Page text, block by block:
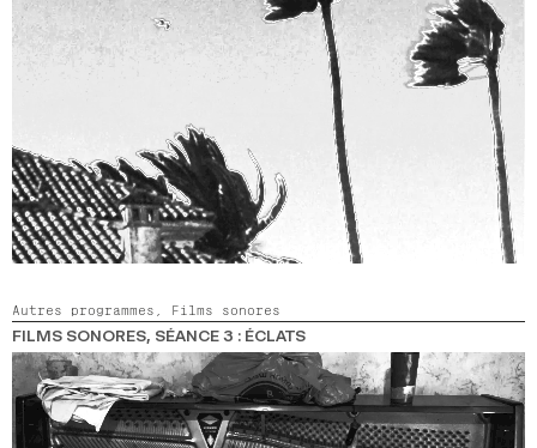
2024
2022
2020
2018
RECHERCHE
Autres programmes, Films sonores
FILMS SONORES, SÉANCE 3 : ÉCLATS